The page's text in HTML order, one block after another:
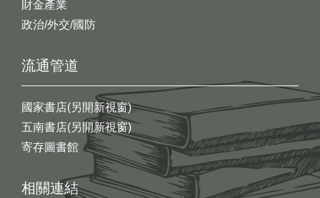
財金產業
政治/外交/國防
流通管道
國家書店(另開新視窗)
五南書店(另開新視窗)
寄存圖書館
相關連結